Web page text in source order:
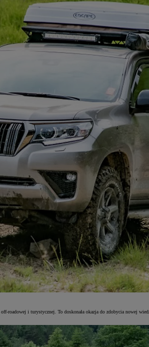
i turystycznej. To doskonała okazja do zdobycia nowej